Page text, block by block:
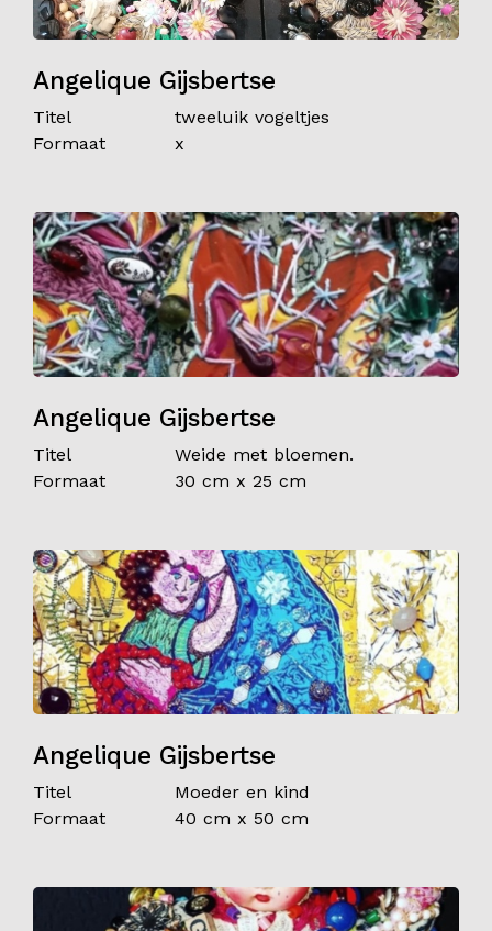
Angelique Gijsbertse
Titel
tweeluik vogeltjes
Formaat
x
Angelique Gijsbertse
Titel
Weide met bloemen.
Formaat
30 cm x 25 cm
Angelique Gijsbertse
Titel
Moeder en kind
Formaat
40 cm x 50 cm